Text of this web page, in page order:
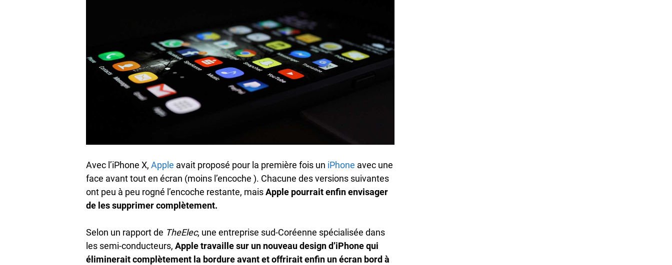
Avec l’iPhone X, Apple avait proposé pour la première fois un iPhone avec une
face avant tout en écran (moins l’encoche ). Chacune des versions suivantes
ont peu à peu rogné l’encoche restante, maisApple pourrait enfin envisager
de les supprimer complètement.
Selon un rapport de TheElec, une entreprise sud-Coréenne spécialisée dans
les semi-conducteurs, Apple travaille sur un nouveau design d’iPhone qui
éliminerait complètement la bordure avant et offrirait enfin un écran bord à